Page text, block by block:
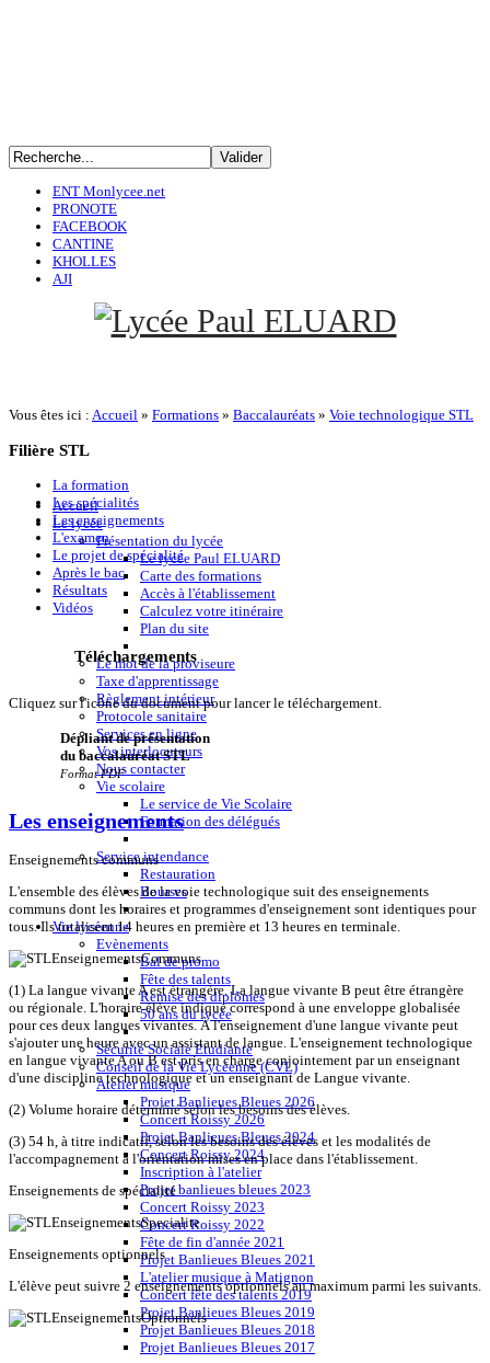
ENT Monlycee.net
PRONOTE
FACEBOOK
CANTINE
KHOLLES
AJI
Accueil
Le lycée
Présentation du lycée
Le lycée Paul ELUARD
Carte des formations
Accès à l'établissement
Calculez votre itinéraire
Plan du site
Le mot de la proviseure
Taxe d'apprentissage
Règlement intérieur
Protocole sanitaire
Services en ligne
Vos interlocuteurs
Nous contacter
Vie scolaire
Le service de Vie Scolaire
Formation des délégués
Service intendance
Restauration
Bourses
Vie lycéenne
Evènements
Bal de promo
Fête des talents
Remise des diplômes
50 ans du lycée
Sécurité Sociale Etudiante
Conseil de la Vie Lycéenne (CVL)
Atelier musique
Projet Banlieues Bleues 2026
Concert Roissy 2026
Projet Banlieues Bleues 2024
Concert Roissy 2024
Inscription à l'atelier
Projet banlieues bleues 2023
Concert Roissy 2023
Concert Roissy 2022
Fête de fin d'année 2021
Projet Banlieues Bleues 2021
L'atelier musique à Matignon
Concert fête des talents 2019
Projet Banlieues Bleues 2019
Projet Banlieues Bleues 2018
Projet Banlieues Bleues 2017
Vous êtes ici : Accueil » Formations » Baccalauréats » Voie technologique STL
Filière STL
La formation
Les spécialités
Les enseignements
L'examen
Le projet de spécialité
Après le bac
Résultats
Vidéos
Téléchargements
Cliquez sur l'icône du document pour lancer le téléchargement.
Dépliant de présentation
du baccalauréat STL
Format PDF
Les enseignements
Enseignements communs
L'ensemble des élèves de la voie technologique suit des enseignements
communs dont les horaires et programmes d'enseignement sont identiques pour
tous. Ils totalisent 14 heures en première et 13 heures en terminale.
(1) La langue vivante A est étrangère. La langue vivante B peut être étrangère
ou régionale. L'horaire élève indiqué correspond à une enveloppe globalisée
pour ces deux langues vivantes. À l'enseignement d'une langue vivante peut
s'ajouter une heure avec un assistant de langue. L'enseignement technologique
en langue vivante A ou B est pris en charge conjointement par un enseignant
d'une discipline technologique et un enseignant de Langue vivante.
(2) Volume horaire déterminé selon les besoins des élèves.
(3) 54 h, à titre indicatif, selon les besoins des élèves et les modalités de
l'accompagnement à l'orientation mises en place dans l'établissement.
Enseignements de spécialité
Enseignements optionnels
L'élève peut suivre 2 enseignements optionnels au maximum parmi les suivants.